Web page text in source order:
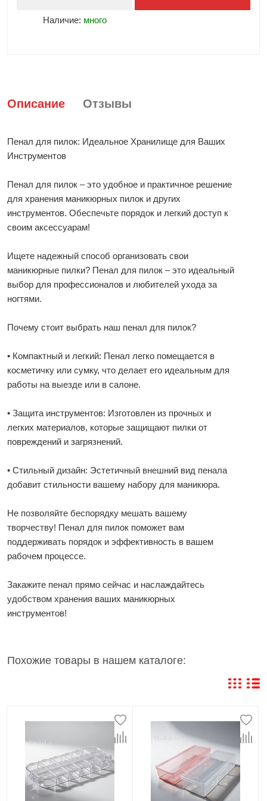
Наличие: много
Описание Отзывы
Пенал для пилок: Идеальное Хранилище для Ваших
Инструментов
Пенал для пилок – это удобное и практичное решение
для хранения маникюрных пилок и других
инструментов. Обеспечьте порядок и легкий доступ к
своим аксессуарам!
Ищете надежный способ организовать свои
маникюрные пилки? Пенал для пилок – это идеальный
выбор для профессионалов и любителей ухода за
ногтями.
Почему стоит выбрать наш пенал для пилок?
• Компактный и легкий: Пенал легко помещается в
косметичку или сумку, что делает его идеальным для
работы на выезде или в салоне.
• Защита инструментов: Изготовлен из прочных и
легких материалов, которые защищают пилки от
повреждений и загрязнений.
• Стильный дизайн: Эстетичный внешний вид пенала
добавит стильности вашему набору для маникюра.
Не позволяйте беспорядку мешать вашему
творчеству! Пенал для пилок поможет вам
поддерживать порядок и эффективность в вашем
рабочем процессе.
Закажите пенал прямо сейчас и наслаждайтесь
удобством хранения ваших маникюрных
инструментов!
Похожие товары в нашем каталоге: